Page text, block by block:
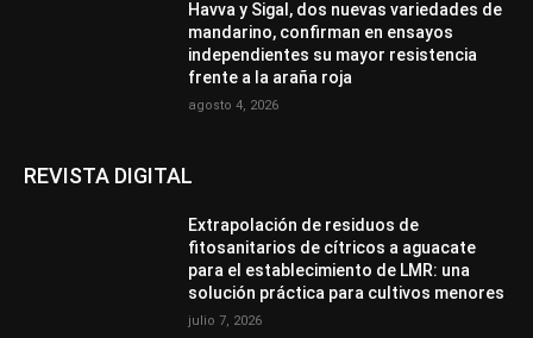
Havva y Sigal, dos nuevas variedades de
mandarino, confirman en ensayos
independientes su mayor resistencia
frente a la araña roja
agosto 4, 2026
REVISTA DIGITAL
Extrapolación de residuos de
fitosanitarios de cítricos a aguacate
para el establecimiento de LMR: una
solución práctica para cultivos menores
julio 7, 2026